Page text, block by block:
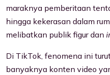
maraknya pemberitaan
hingga kekerasan dalam
melibatkan publik figur dan
Di TikTok, fenomena ini
banyaknya konten video